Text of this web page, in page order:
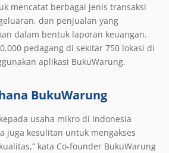
mencatat berbagai jenis transaksi
dan penjualan yang
dalam bentuk laporan keuangan.
pedagang di sekitar 750 lokasi di
aplikasi BukuWarung.
BukuWarung
usaha mikro di Indonesia
juga kesulitan untuk mengakses
kata Co-founder BukuWarung